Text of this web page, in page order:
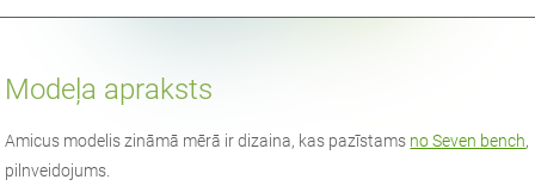
Modeļa apraksts
Amicus modelis zināmā mērā ir dizaina, kas pazīstams no Seven bench,
pilnveidojums.